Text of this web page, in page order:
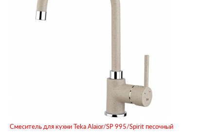
Смеситель для кухни Teka Alaior/SP 995/Spirit песочный